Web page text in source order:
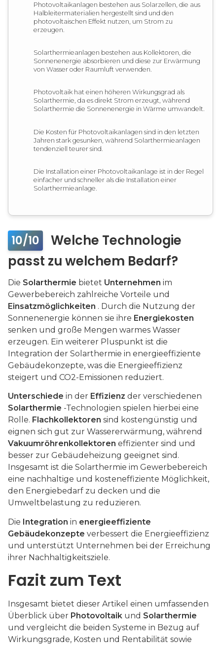
Photovoltaikanlagen bestehen aus Solarzellen, die aus
Halbleitermaterialien hergestellt sind und den
photovoltaischen Effekt nutzen, um Strom zu
erzeugen.
Solarthermieanlagen bestehen aus Kollektoren, die
Sonnenenergie absorbieren und diese zur Erwärmung
von Wasser oder Raumluft verwenden.
Photovoltaik hat einen höheren Wirkungsgrad als
Solarthermie, da es direkt Strom erzeugt, während
Solarthermie die Sonnenenergie in Wärme umwandelt.
Die Kosten für Photovoltaikanlagen sind in den letzten
Jahren stark gesunken, während Solarthermieanlagen
tendenziell teurer sind.
Die Installation einer Photovoltaikanlage ist in der Regel
einfacher und schneller als die Installation einer
Solarthermieanlage.
10/10
Welche Technologie
passt zu welchem Bedarf?
Die Solarthermie bietet Unternehmen im
Gewerbebereich zahlreiche Vorteile und
Einsatzmöglichkeiten . Durch die Nutzung der
Sonnenenergie können sie ihre Energiekosten
senken und große Mengen warmes Wasser
erzeugen. Ein weiterer Pluspunkt ist die
Integration der Solarthermie in energieeffiziente
Gebäudekonzepte, was die Energieeffizienz
steigert und CO2-Emissionen reduziert.
Unterschiede in der Effizienz der verschiedenen
Solarthermie -Technologien spielen hierbei eine
Rolle. Flachkollektoren sind kostengünstig und
eignen sich gut zur Wassererwärmung, während
Vakuumröhrenkollektoren effizienter sind und
besser zur Gebäudeheizung geeignet sind.
Insgesamt ist die Solarthermie im Gewerbebereich
eine nachhaltige und kosteneffiziente Möglichkeit,
den Energiebedarf zu decken und die
Umweltbelastung zu reduzieren.
Die Integration in energieeffiziente
Gebäudekonzepte verbessert die Energieeffizienz
und unterstützt Unternehmen bei der Erreichung
ihrer Nachhaltigkeitsziele.
Fazit zum Text
Insgesamt bietet dieser Artikel einen umfassenden
Überblick über Photovoltaik und Solarthermie
und vergleicht die beiden Systeme in Bezug auf
Wirkungsgrade, Kosten und Rentabilität sowie